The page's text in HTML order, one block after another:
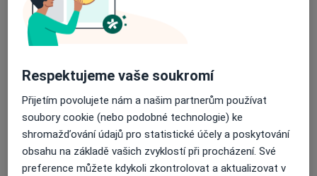
Ordinace
Křižíkova 147/77,
Přiblížit mapu
Dostupnost
Na této adrese online kalendář není aktivní
Co mám v takové situaci udělat?
Respektujeme vaše soukromí
Přijetím povolujete nám a našim partnerům používat
soubory cookie (nebo podobné technologie) ke
shromažďování údajů pro statistické účely a poskytování
obsahu na základě vašich zvyklostí při procházení. Své
preference můžete kdykoli zkontrolovat a aktualizovat v